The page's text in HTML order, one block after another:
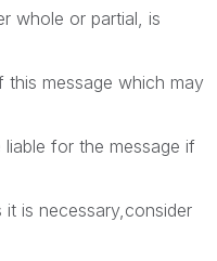
whole or partial, is
message which may
liable for the message if
it is necessary,consider